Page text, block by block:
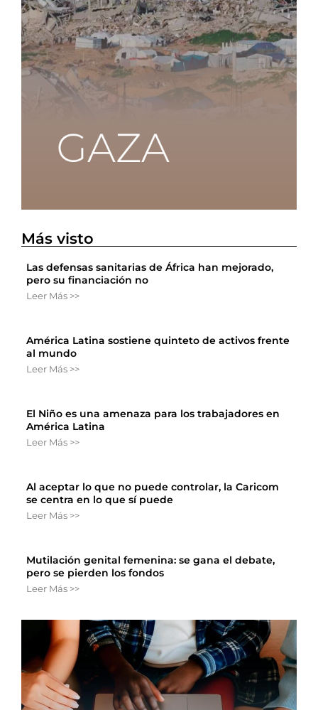
Más visto
Las defensas sanitarias de África han mejorado,
pero su financiación no
Leer Más >>
América Latina sostiene quinteto de activos frente
al mundo
Leer Más >>
El Niño es una amenaza para los trabajadores en
América Latina
Leer Más >>
Al aceptar lo que no puede controlar, la Caricom
se centra en lo que sí puede
Leer Más >>
Mutilación genital femenina: se gana el debate,
pero se pierden los fondos
Leer Más >>